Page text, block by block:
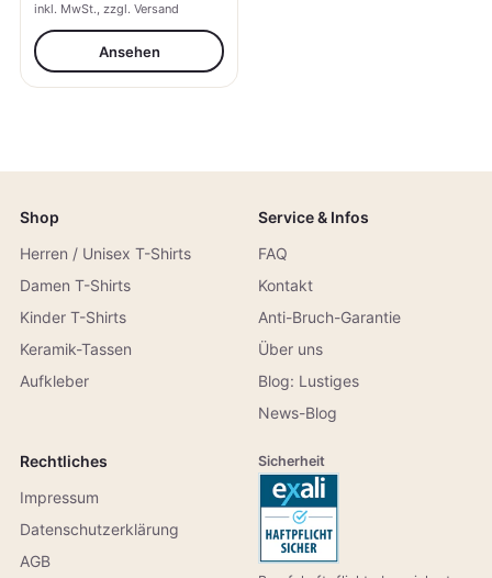
inkl. MwSt., zzgl. Versand
Ansehen
Shop
Herren / Unisex T-Shirts
Damen T-Shirts
Kinder T-Shirts
Keramik-Tassen
Aufkleber
Service & Infos
FAQ
Kontakt
Anti-Bruch-Garantie
Über uns
Blog: Lustiges
News-Blog
Rechtliches
Impressum
Datenschutzerklärung
AGB
Sicherheit